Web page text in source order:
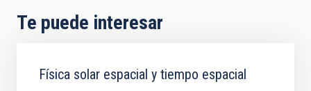
Te puede interesar
Física solar espacial y tiempo espacial